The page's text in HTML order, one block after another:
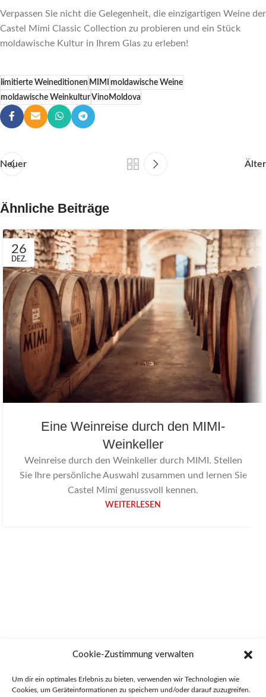
Cookie-Zustimmung verwalten
Um dir ein optimales Erlebnis zu bieten, verwenden wir Technologien wie
Cookies, um Geräteinformationen zu speichern und/oder darauf zuzugreifen.
Verpassen Sie nicht die Gelegenheit, die einzigartigen Weine der
Castel Mimi Classic Collection zu probieren und ein Stück
moldawische Kultur in Ihrem Glas zu erleben!
limitierte Weineditionen MIMI moldawische Weine
moldawische WeinkulturVinoMoldova
Neuer Älter
Ähnliche Beiträge
26
DEZ.
Eine Weinreise durch den MIMI-
Weinkeller
Weinreise durch den Weinkeller durch MIMI. Stellen
Sie Ihre persönliche Auswahl zusammen und lernen Sie
Castel Mimi genussvoll kennen.
WEITERLESEN